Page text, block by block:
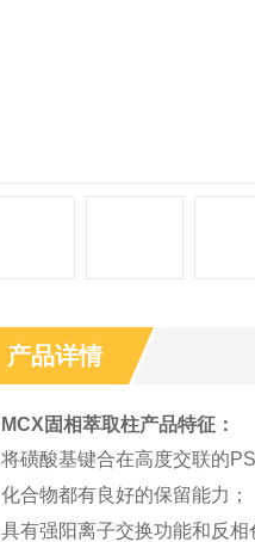
产品详情
MCX固相萃取柱产品特征：
将磺酸基键合在高度交联的
化合物都有良好的保留能力；
具有强阳离子交换功能和反